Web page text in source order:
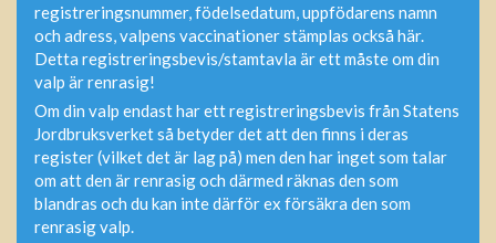
registreringsnummer, födelsedatum, uppfödarens namn
och adress, valpens vaccinationer stämplas också här.
Detta registreringsbevis/stamtavla är ett måste om din
valp är renrasig!
Om din valp endast har ett registreringsbevis från Statens
Jordbruksverket så betyder det att den finns i deras
register (vilket det är lag på) men den har inget som talar
om att den är renrasig och därmed räknas den som
blandras och du kan inte därför ex försäkra den som
renrasig valp.